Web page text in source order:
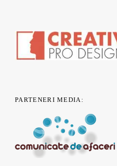
PARTENERI MEDIA: